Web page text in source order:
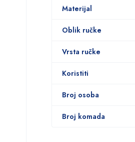
Materijal
Oblik ručke
Vrsta ručke
Koristiti
Broj osoba
Broj komada